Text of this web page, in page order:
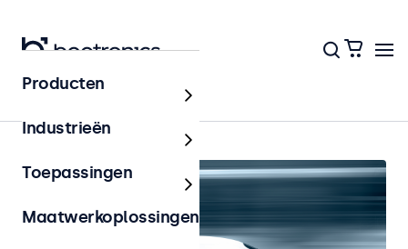
Home
Producten
Industrieën
Toepassingen
Maatwerkoplossingen